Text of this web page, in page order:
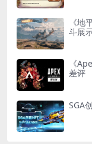
《地
斗展
《
差评
SGA